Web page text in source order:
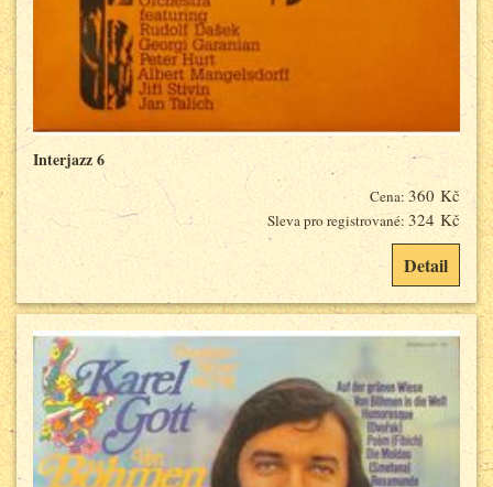
Interjazz 6
Cena: 360 Kč
Sleva pro registrované: 324 Kč
Detail